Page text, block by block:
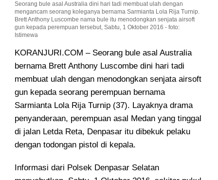
Seorang bule asal Australia dini hari tadi membuat ulah dengan
mengancam seorang koleganya bernama Sarmianta Lola Rija Turnip.
Brett Anthony Luscombe nama bule itu menodongkan senjata airsoft
gun kepada perempuan tersebut, Sabtu, 1 Oktober 2016 - foto:
Istimewa
KORANJURI.COM – Seorang bule asal Australia
bernama Brett Anthony Luscombe dini hari tadi
membuat ulah dengan menodongkan senjata airsoft
gun kepada seorang perempuan bernama
Sarmianta Lola Rija Turnip (37). Layaknya drama
penyanderaan, perempuan asal Medan yang tinggal
di jalan Letda Reta, Denpasar itu dibekuk pelaku
dengan todongan pistol di kepala.
Informasi dari Polsek Denpasar Selatan